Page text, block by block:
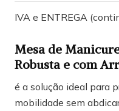
IVA e ENTREGA
Mesa de
Robusta e com
é a solução ideal para
mobilidade sem